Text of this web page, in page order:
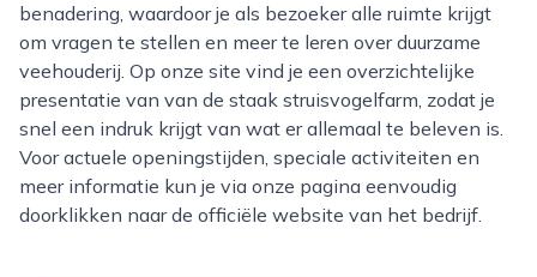
benadering, waardoor je als bezoeker alle ruimte krijgt
om vragen te stellen en meer te leren over duurzame
veehouderij. Op onze site vind je een overzichtelijke
presentatie van van de staak struisvogelfarm, zodat je
snel een indruk krijgt van wat er allemaal te beleven is.
Voor actuele openingstijden, speciale activiteiten en
meer informatie kun je via onze pagina eenvoudig
doorklikken naar de officiële website van het bedrijf.